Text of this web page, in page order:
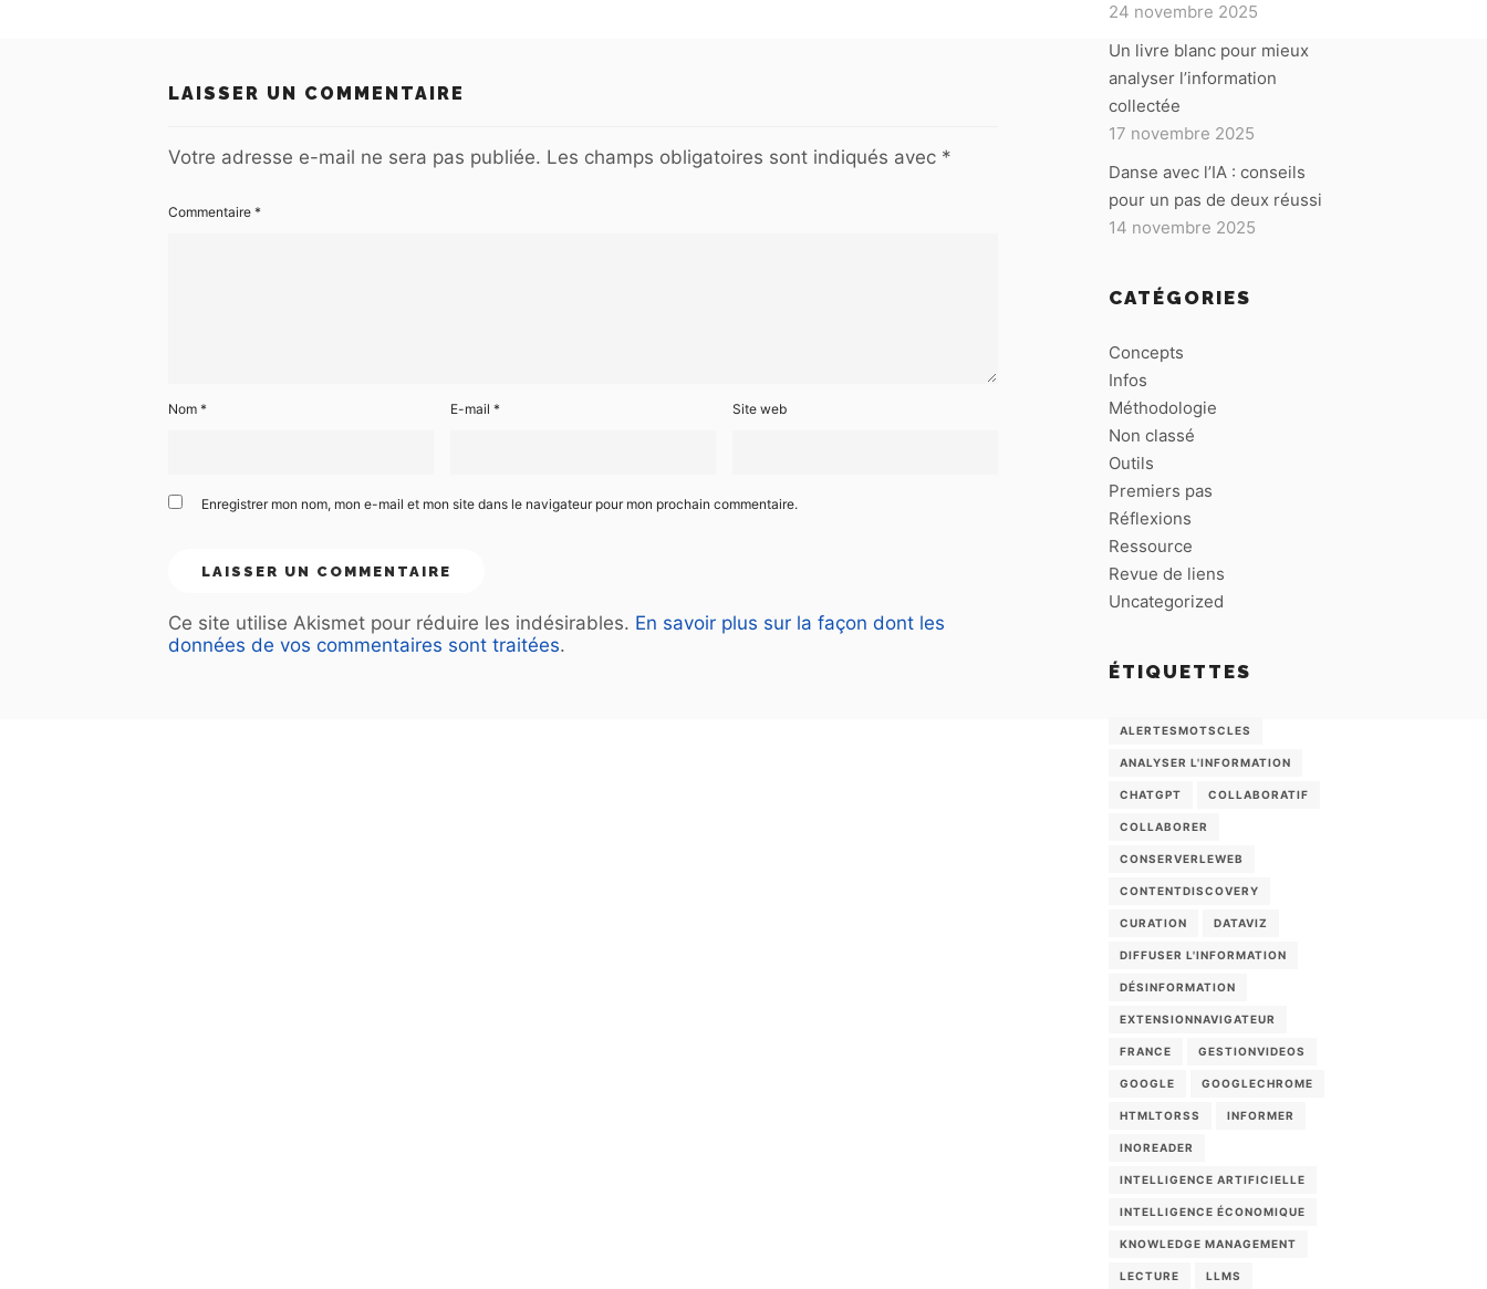
LAISSER UN COMMENTAIRE
Votre adresse e-mail ne sera pas publiée. Les champs obligatoires sont indiqués avec *
Commentaire *
Nom * E-mail * Site web
Enregistrer mon nom, mon e-mail et mon site dans le navigateur pour mon prochain commentaire.
Ce site utilise Akismet pour réduire les indésirables. En savoir plus sur la façon dont les
données de vos commentaires sont traitées.
24 novembre 2025
Un livre blanc pour mieux
analyser l’information
collectée
17 novembre 2025
Danse avec l’IA : conseils
pour un pas de deux réussi
14 novembre 2025
CATÉGORIES
Concepts
Infos
Méthodologie
Non classé
Outils
Premiers pas
Réflexions
Ressource
Revue de liens
Uncategorized
ÉTIQUETTES
ALERTESMOTSCLES
ANALYSER L'INFORMATION
CHATGPT COLLABORATIF
COLLABORER
CONSERVERLEWEB
CONTENTDISCOVERY
CURATION DATAVIZ
DIFFUSER L'INFORMATION
DÉSINFORMATION
EXTENSIONNAVIGATEUR
FRANCE GESTIONVIDEOS
GOOGLE GOOGLECHROME
HTMLTORSS INFORMER
INOREADER
INTELLIGENCE ARTIFICIELLE
INTELLIGENCE ÉCONOMIQUE
KNOWLEDGE MANAGEMENT
LECTURE LLMS